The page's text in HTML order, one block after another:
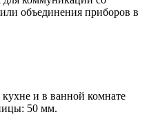
объединения приборов в
и в ванной комнате
50 мм.